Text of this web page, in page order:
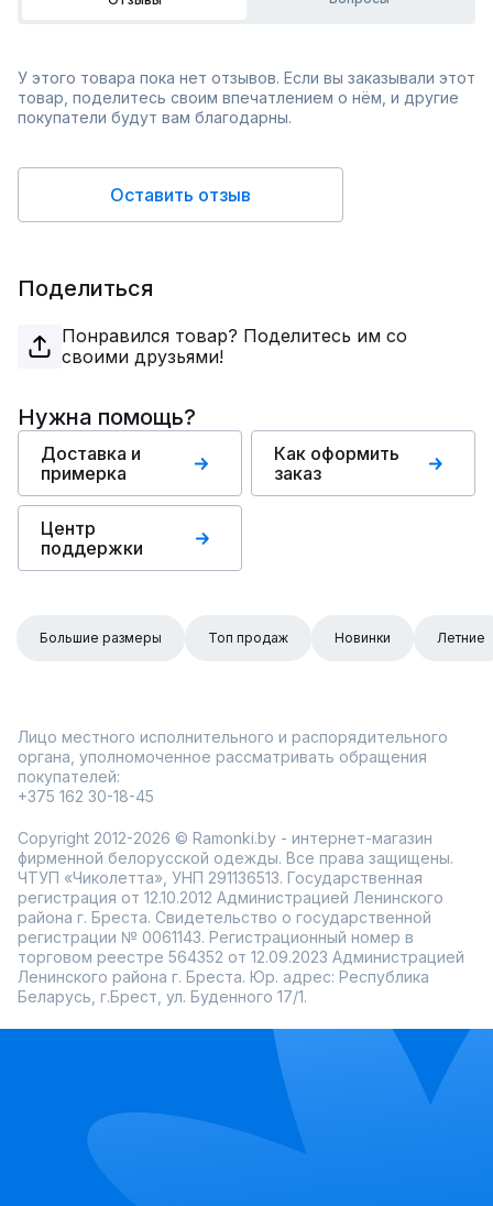
У этого товара пока нет отзывов. Если вы заказывали этот
товар, поделитесь своим впечатлением о нём, и другие
покупатели будут вам благодарны.
Оставить отзыв
Поделиться
Понравился товар? Поделитесь им со
своими друзьями!
Нужна помощь?
Доставка и
примерка
Как оформить
заказ
Центр
поддержки
Большие размеры Топ продаж Новинки Летние
Лицо местного исполнительного и распорядительного
органа, уполномоченное рассматривать обращения
покупателей:
+375 162 30-18-45
Copyright 2012-2026 © Ramonki.by - интернет-магазин
фирменной белорусской одежды. Все права защищены.
ЧТУП «Чиколетта», УНП 291136513. Государственная
регистрация от 12.10.2012 Администрацией Ленинского
района г. Бреста. Свидетельство о государственной
регистрации № 0061143. Регистрационный номер в
торговом реестре 564352 от 12.09.2023 Администрацией
Ленинского района г. Бреста. Юр. адрес: Республика
Беларусь, г.Брест, ул. Буденного 17/1.